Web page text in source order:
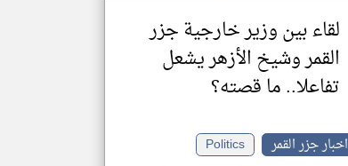
لقاء بين وزير خارجية جزر
القمر وشيخ الأزهر يشعل
تفاعلا.. ما قصته؟
اخبار جزر القمر
Politics